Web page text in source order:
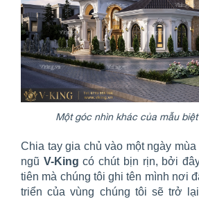
Một góc nhìn khác của mẫu
Chia tay gia chủ vào một ngày
ngũ V-King có chút bịn rịn, bởi
tiên mà chúng tôi ghi tên mình nơi
triển của vùng chúng tôi sẽ trở